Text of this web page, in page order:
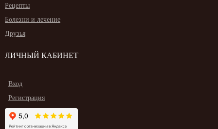
Рецепты
Болезни и лечение
Друзья
ЛИЧНЫЙ КАБИНЕТ
Вход
Регистрация